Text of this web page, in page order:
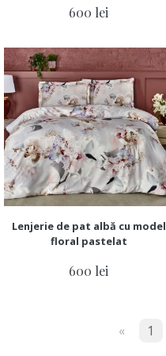
600 lei
Lenjerie de pat albă cu model
floral pastelat
600 lei
« 1